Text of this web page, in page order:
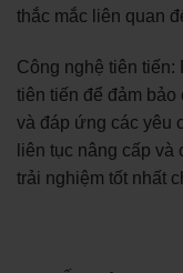
thắc mắc liên quan
Công nghệ tiên tiến:
tiên tiến để đảm bảo
và đáp ứng các yêu
liên tục nâng cấp
trải nghiệm tốt nhất